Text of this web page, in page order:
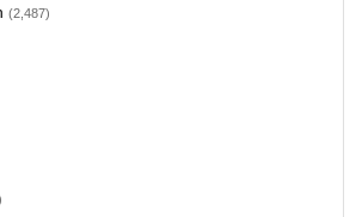
(2,487)